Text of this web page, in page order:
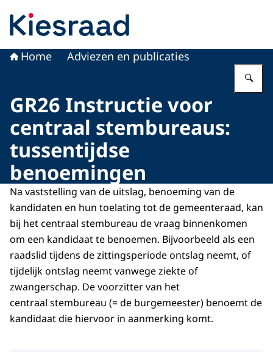
Home Adviezen en publicaties
GR26 Instructie voor
centraal stembureaus:
tussentijdse
benoemingen
Na vaststelling van de uitslag, benoeming van de
kandidaten en hun toelating tot de gemeenteraad, kan
bij het centraal stembureau de vraag binnenkomen
om een kandidaat te benoemen. Bijvoorbeeld als een
raadslid tijdens de zittingsperiode ontslag neemt, of
tijdelijk ontslag neemt vanwege ziekte of
zwangerschap. De voorzitter van het
centraal stembureau (= de burgemeester) benoemt de
kandidaat die hiervoor in aanmerking komt.